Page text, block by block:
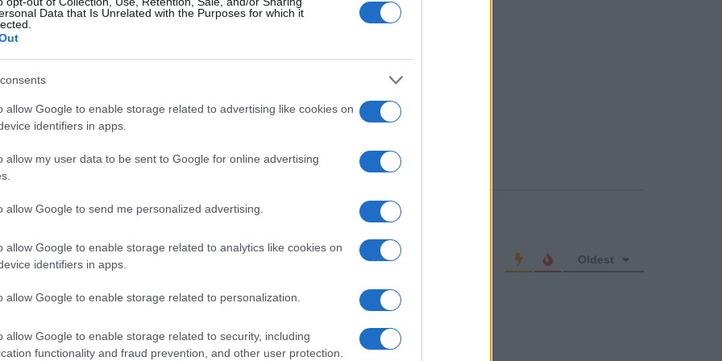
Data that Is Unrelated with the Purposes for which it
allow Google to enable storage related to advertising like cookies on
identifiers in apps.
allow my user data to be sent to Google for online advertising
allow Google to send me personalized advertising.
allow Google to enable storage related to analytics like cookies on
identifiers in apps.
allow Google to enable storage related to personalization.
allow Google to enable storage related to security, including
functionality and fraud prevention, and other user protection.
Please login to comment
27COMMENTS Oldest
22 Ιουνίου 2020 20:39
ΝΑΙ ΝΑΙ ΝΑΙ